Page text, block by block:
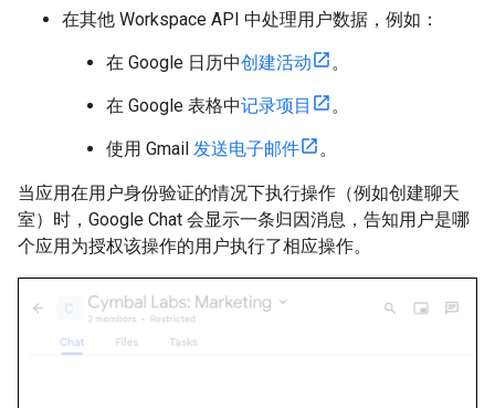
在其他 Workspace API 中处理用户数据，例如：
在 Google 日历中创建活动 。
在 Google 表格中记录项目 。
使用 Gmail 发送电子邮件 。
当应用在用户身份验证的情况下执行操作（例如创建聊天
室）时，Google Chat 会显示一条归因消息，告知用户是哪
个应用为授权该操作的用户执行了相应操作。